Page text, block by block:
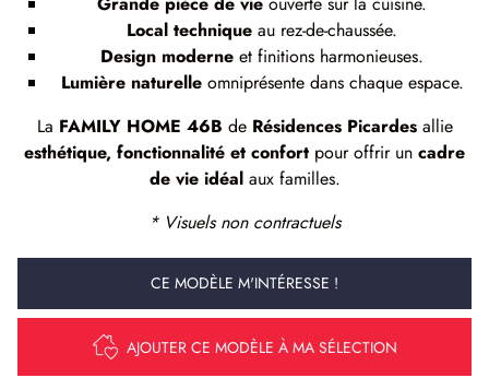
Local technique au rez-de-chaussée.
Design moderne et finitions harmonieuses.
Lumière naturelleomniprésente dans chaque espace.
La FAMILY HOME 46B de Résidences Picardesallie
esthétique, fonctionnalité et confort pour offrir un cadre
de vie idéalaux familles.
* Visuels non contractuels
CE MODÈLE M'INTÉRESSE !
AJOUTER CE MODÈLE À MA SÉLECTION